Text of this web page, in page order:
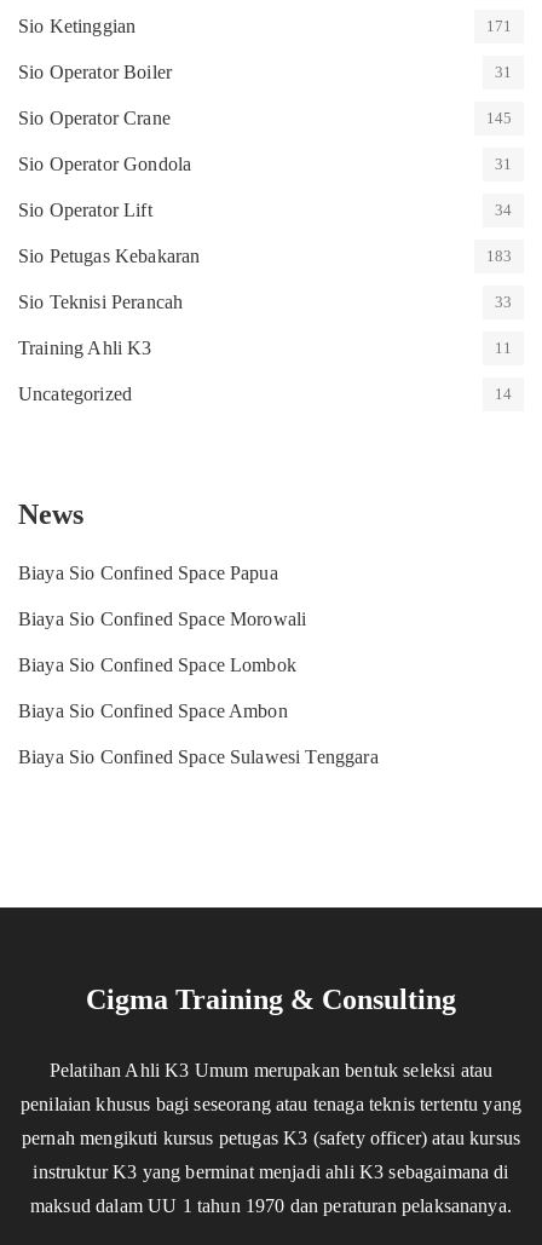
Sio Ketinggian 171
Sio Operator Boiler 31
Sio Operator Crane 145
Sio Operator Gondola 31
Sio Operator Lift 34
Sio Petugas Kebakaran 183
Sio Teknisi Perancah 33
Training Ahli K3 11
Uncategorized 14
News
Biaya Sio Confined Space Papua
Biaya Sio Confined Space Morowali
Biaya Sio Confined Space Lombok
Biaya Sio Confined Space Ambon
Biaya Sio Confined Space Sulawesi Tenggara
Cigma Training & Consulting
Pelatihan Ahli K3 Umum merupakan bentuk seleksi atau
penilaian khusus bagi seseorang atau tenaga teknis tertentu yang
pernah mengikuti kursus petugas K3 (safety officer) atau kursus
instruktur K3 yang berminat menjadi ahli K3 sebagaimana di
maksud dalam UU 1 tahun 1970 dan peraturan pelaksananya.